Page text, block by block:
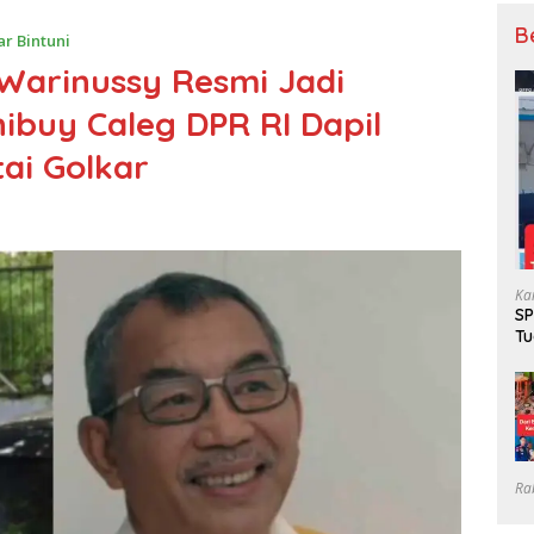
Bintuni
Resmi Jadi
Caleg DPR RI Dapil
Golkar